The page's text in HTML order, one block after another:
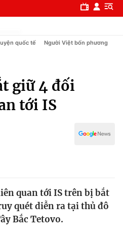
quốc tế Người Việt bốn phương
giữ 4 đối
tới IS
quan tới IS trên bị bắt
quét diễn ra tại thủ đô
Bắc Tetovo.